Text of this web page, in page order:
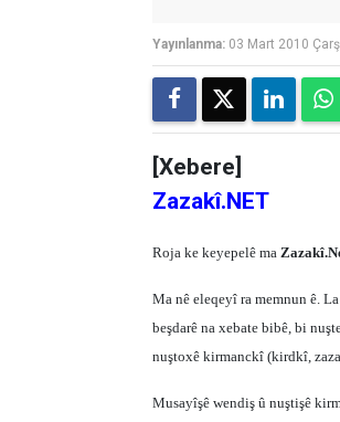
Yayınlanma: 03 Mart 2010
[Xebere]
Zazakî.NET
Roja ke keyepelê ma
Ma nê eleqeyî ra memnun ê.
beşdarê na xebate bibê, bi
nuştoxê kirmanckî (kirdkî,
Musayîşê wendiş û nuştişê